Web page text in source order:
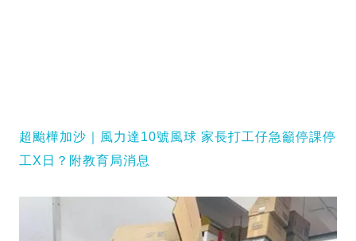
超颱樺加沙｜風力達10號風球 家長打工仔急籲停課停
工X日？附教育局消息